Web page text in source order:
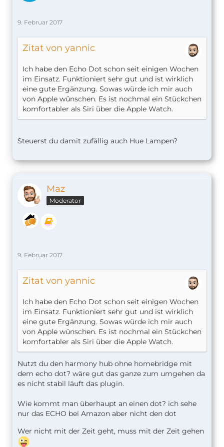
9. Februar 2017
Zitat von yannic
Ich habe den Echo Dot schon seit einigen Wochen
im Einsatz. Funktioniert sehr gut und ist wirklich
eine gute Ergänzung. Sowas würde ich mir auch
von Apple wünschen. Es ist nochmal ein Stückchen
komfortabler als Siri über die Apple Watch.
Steuerst du damit zufällig auch Hue Lampen?
Maz
Moderator
9. Februar 2017
Zitat von yannic
Ich habe den Echo Dot schon seit einigen Wochen
im Einsatz. Funktioniert sehr gut und ist wirklich
eine gute Ergänzung. Sowas würde ich mir auch
von Apple wünschen. Es ist nochmal ein Stückchen
komfortabler als Siri über die Apple Watch.
Nutzt du den harmony hub ohne homebridge mit
dem echo dot? wäre gut das ganze zum umgehen da
es nicht stabil läuft das plugin.
Wie kommt man überhaupt an einen dot? ich sehe
nur das ECHO bei Amazon aber nicht den dot
Wer nicht mit der Zeit geht, muss mit der Zeit gehen